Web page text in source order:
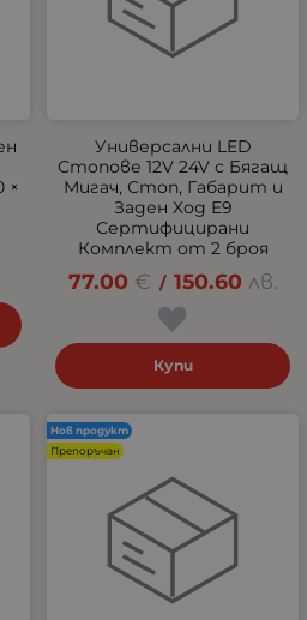
×
Универсални LED
Стопове 12V 24V с Бягащ
Мигач, Стоп, Габарит и
Заден Ход E9
Сертифицирани
Комплект от 2 броя
77.00 € / 150.60 лв.
Купи
Нов продукт
Препоръчан